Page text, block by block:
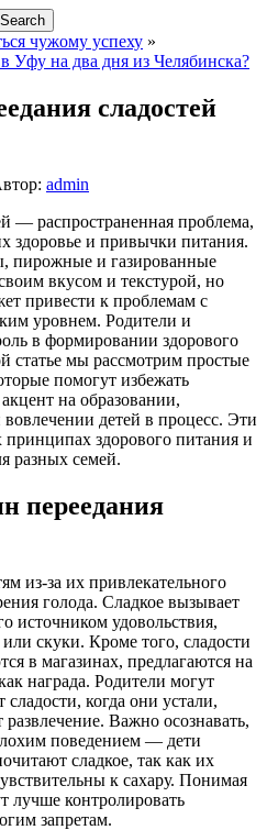
чужому успеху »
Уфу на два дня из Челябинска?
сладостей
admin
— распространенная проблема,
здоровье и привычки питания.
пирожные и газированные
вкусом и текстурой, но
привести к проблемам с
уровнем. Родители и
в формировании здорового
статье мы рассмотрим простые
помогут избежать
на образовании,
детей в процесс. Эти
здорового питания и
разных семей.
переедания
из-за их привлекательного
голода. Сладкое вызывает
источником удовольствия,
скуки. Кроме того, сладости
в магазинах, предлагаются на
награда. Родители могут
сладости, когда они устали,
Важно осознавать,
поведением — дети
сладкое, так как их
к сахару. Понимая
лучше контролировать
запретам.